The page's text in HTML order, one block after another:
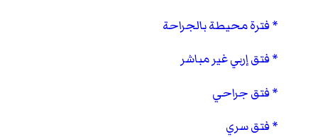
فترة محيطة بالجراحة
فتق إربي غير مباشر
فتق جراحي
فتق سري